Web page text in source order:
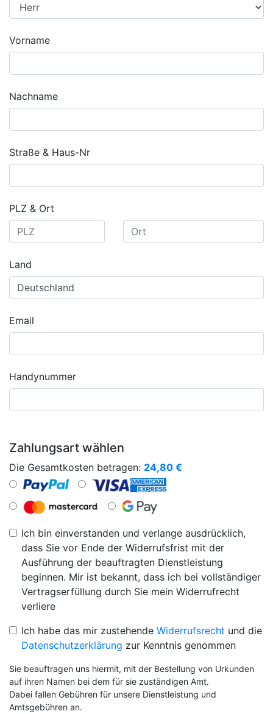
Vorname
Nachname
Straße & Haus-Nr
PLZ & Ort
Land
Email
Handynummer
Zahlungsart wählen
Die Gesamtkosten betragen: 24,80 €
Ich bin einverstanden und verlange ausdrücklich,
dass Sie vor Ende der Widerrufsfrist mit der
Ausführung der beauftragten Dienstleistung
beginnen. Mir ist bekannt, dass ich bei vollständiger
Vertragserfüllung durch Sie mein Widerrufrecht
verliere
Ich habe das mir zustehende Widerrufsrecht und die
Datenschutzerklärung zur Kenntnis genommen
Sie beauftragen uns hiermit, mit der Bestellung von Urkunden
auf ihren Namen bei dem für sie zuständigen Amt.
Dabei fallen Gebühren für unsere Dienstleistung und
Amtsgebühren an.